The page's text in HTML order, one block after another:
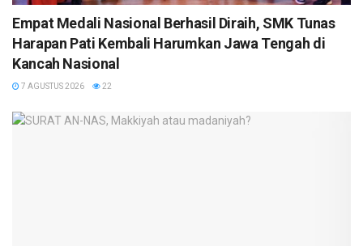
Empat Medali Nasional Berhasil Diraih, SMK Tunas
Harapan Pati Kembali Harumkan Jawa Tengah di
Kancah Nasional
7 AGUSTUS 2026 22